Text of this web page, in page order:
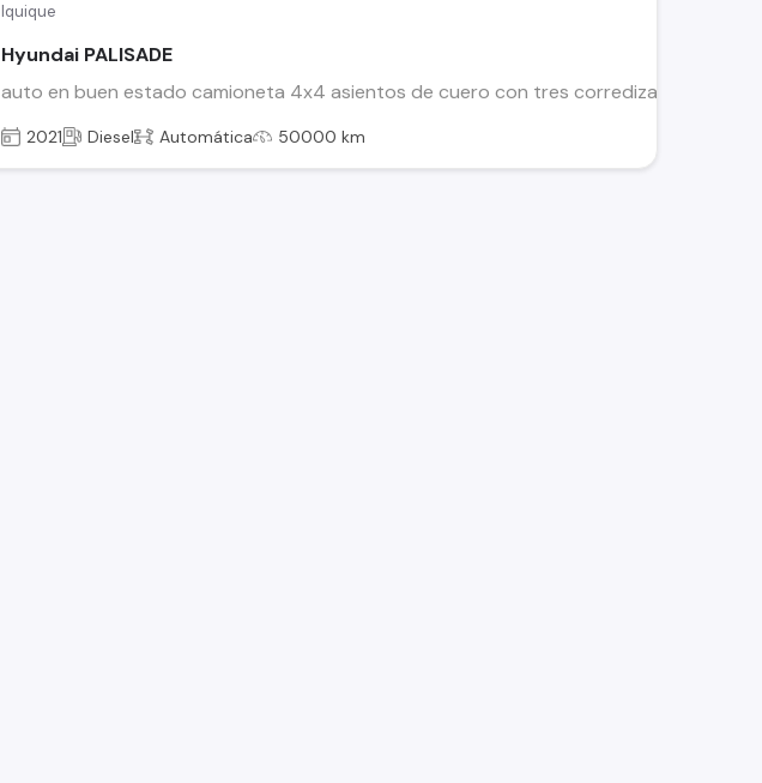
Iquique
Hyundai PALISADE
auto en buen estado camioneta 4x4 asientos de cuero con tres corrediza,
2021 Diesel Automática 50000 km